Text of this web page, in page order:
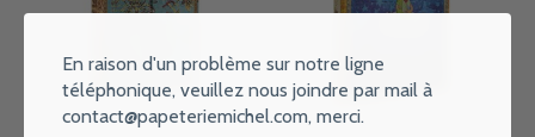
En raison d'un problème sur notre ligne
téléphonique, veuillez nous joindre par mail à
contact@papeteriemichel.com, merci.